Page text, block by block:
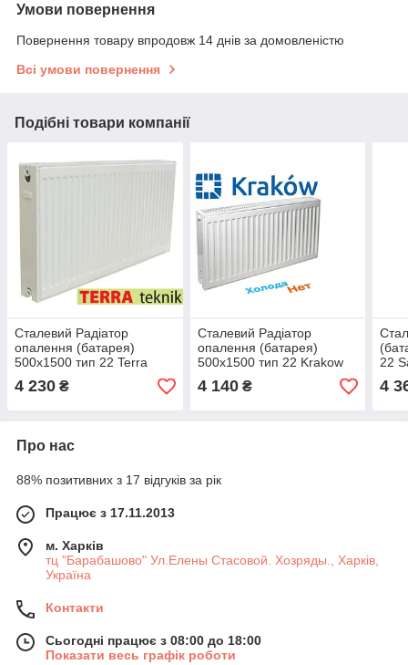
Умови повернення
Повернення товару впродовж 14 днів за домовленістю
Всі умови повернення
Подібні товари компанії
Сталевий Радіатор
опалення (батарея)
500x1500 тип 22 Terra
Teknik (бічне під'єднання)
4 230 ₴
Сталевий Радіатор
опалення (батарея)
500x1500 тип 22 Krakow
(бічне під'єднання)
4 140₴
22
4
Про нас
88% позитивних з 17 відгуків за рік
Працює з 17.11.2013
м. Харків
тц "Барабашово" Ул.Елены Стасовой. Хозряды., Харків,
Україна
Контакти
Сьогодні працює з 08:00 до 18:00
Показати весь графік роботи